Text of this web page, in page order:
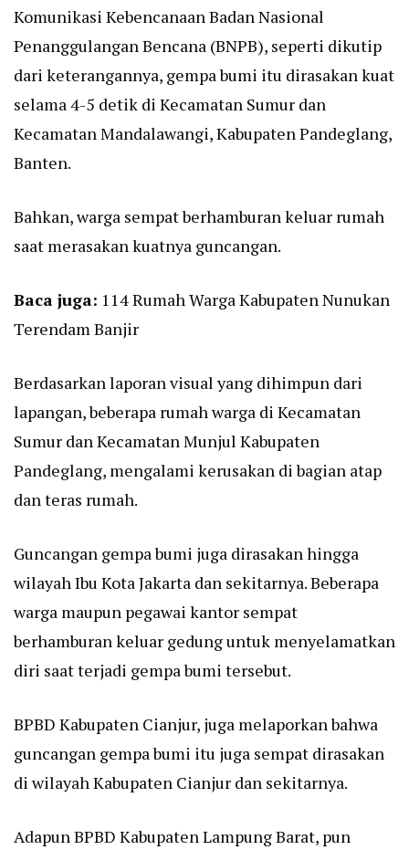
Komunikasi Kebencanaan Badan Nasional
Penanggulangan Bencana (BNPB), seperti dikutip
dari keterangannya, gempa bumi itu dirasakan kuat
selama 4-5 detik di Kecamatan Sumur dan
Kecamatan Mandalawangi, Kabupaten Pandeglang,
Banten.
Bahkan, warga sempat berhamburan keluar rumah
saat merasakan kuatnya guncangan.
Baca juga: 114 Rumah Warga Kabupaten Nunukan
Terendam Banjir
Berdasarkan laporan visual yang dihimpun dari
lapangan, beberapa rumah warga di Kecamatan
Sumur dan Kecamatan Munjul Kabupaten
Pandeglang, mengalami kerusakan di bagian atap
dan teras rumah.
Guncangan gempa bumi juga dirasakan hingga
wilayah Ibu Kota Jakarta dan sekitarnya. Beberapa
warga maupun pegawai kantor sempat
berhamburan keluar gedung untuk menyelamatkan
diri saat terjadi gempa bumi tersebut.
BPBD Kabupaten Cianjur, juga melaporkan bahwa
guncangan gempa bumi itu juga sempat dirasakan
di wilayah Kabupaten Cianjur dan sekitarnya.
Adapun BPBD Kabupaten Lampung Barat, pun